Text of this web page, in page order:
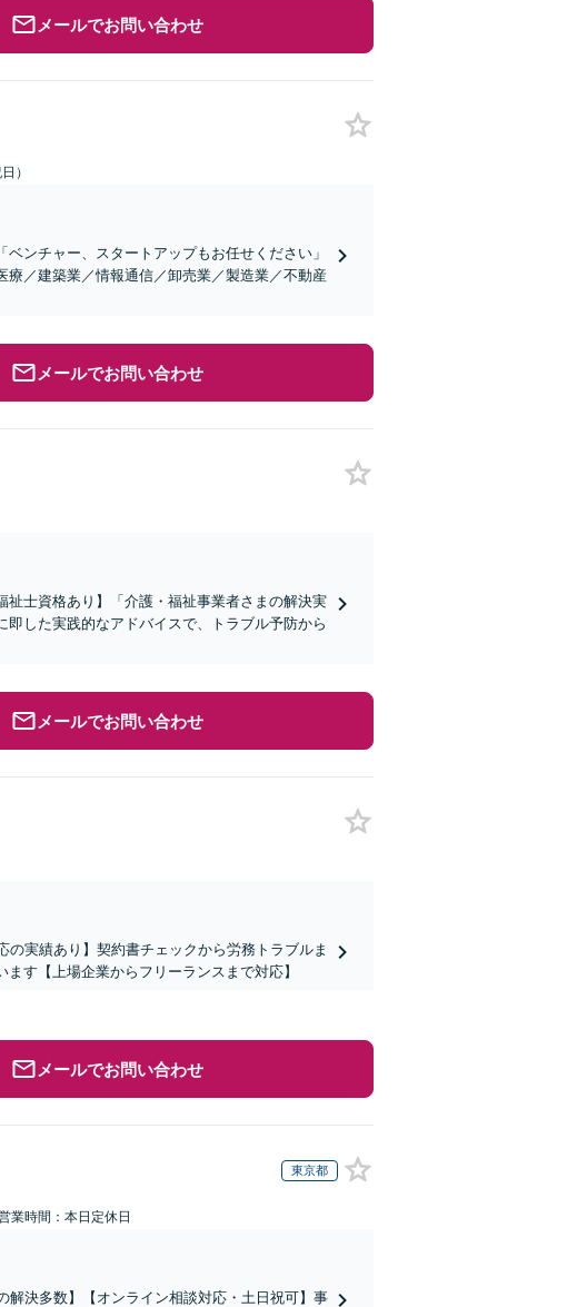
メールでお問い合わせ
）
ンチャー、スタートアップもお任せください」
／建築業／情報通信／卸売業／製造業／不動産
メールでお問い合わせ
祉士資格あり】「介護・福祉事業者さまの解決実
した実践的なアドバイスで、トラブル予防から
メールでお問い合わせ
の実績あり】契約書チェックから労務トラブルま
す【上場企業からフリーランスまで対応】
メールでお問い合わせ
東京都
業時間：本日定休日
解決多数】【オンライン相談対応・土日祝可】事